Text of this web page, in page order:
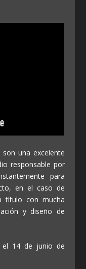
una excelente
responsable por
para
en el caso de
título con mucha
y diseño de
el 14 de junio de